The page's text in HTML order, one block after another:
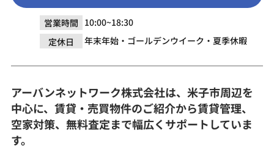
営業時間 10:00~18:30
定休日
年末年始・ゴールデンウイーク・夏季休暇
アーバンネットワーク株式会社は、米子市周辺を
中心に、賃貸・売買物件のご紹介から賃貸管理、
空家対策、無料査定まで幅広くサポートしていま
す。